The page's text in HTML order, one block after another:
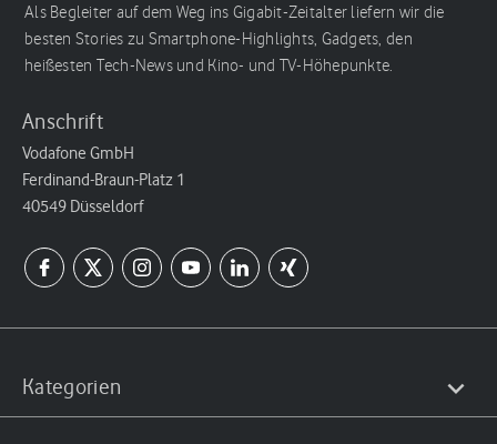
Als Begleiter auf dem Weg ins Gigabit-Zeitalter liefern wir die
besten Stories zu Smartphone-Highlights, Gadgets, den
heißesten Tech-News und Kino- und TV-Höhepunkte.
Anschrift
Vodafone GmbH
Ferdinand-Braun-Platz 1
40549 Düsseldorf
Kategorien